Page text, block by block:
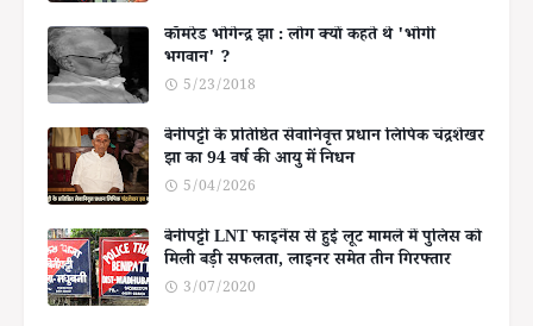
कॉमरेड भोगेन्द्र झा : लोग क्यों कहते थे 'भोगी
भगवान' ?
5/23/2018
बेनीपट्टी के प्रतिष्ठित सेवानिवृत्त प्रधान लिपिक चंद्रशेखर
झा का 94 वर्ष की आयु में निधन
5/04/2026
बेनीपट्टी LNT फाइनेंस से हुई लूट मामले में पुलिस को
मिली बड़ी सफलता, लाइनर समेत तीन गिरफ्तार
3/07/2020